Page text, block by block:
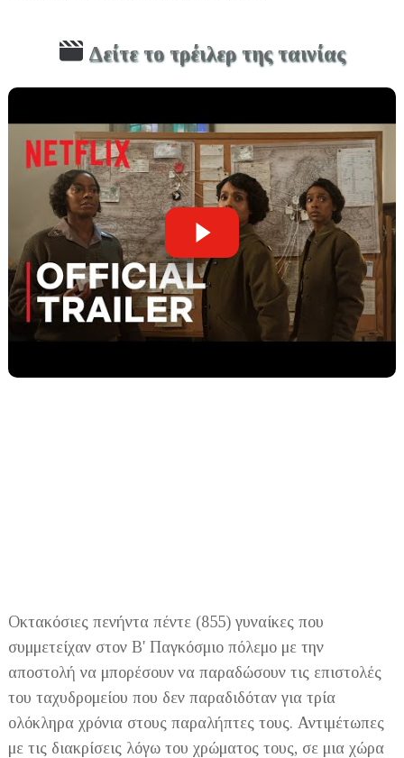
Δείτε το τρέιλερ της ταινίας
Οκτακόσιες πενήντα πέντε (855) γυναίκες που
συμμετείχαν στον Β' Παγκόσμιο πόλεμο με την
αποστολή να μπορέσουν να παραδώσουν τις επιστολές
του ταχυδρομείου που δεν παραδιδόταν για τρία
ολόκληρα χρόνια στους παραλήπτες τους. Αντιμέτωπες
με τις διακρίσεις λόγω του χρώματος τους, σε μια χώρα